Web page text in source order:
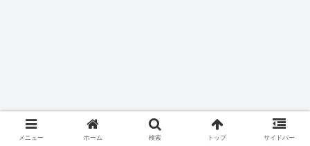
メニュー ホーム 検索 トップ サイドバー